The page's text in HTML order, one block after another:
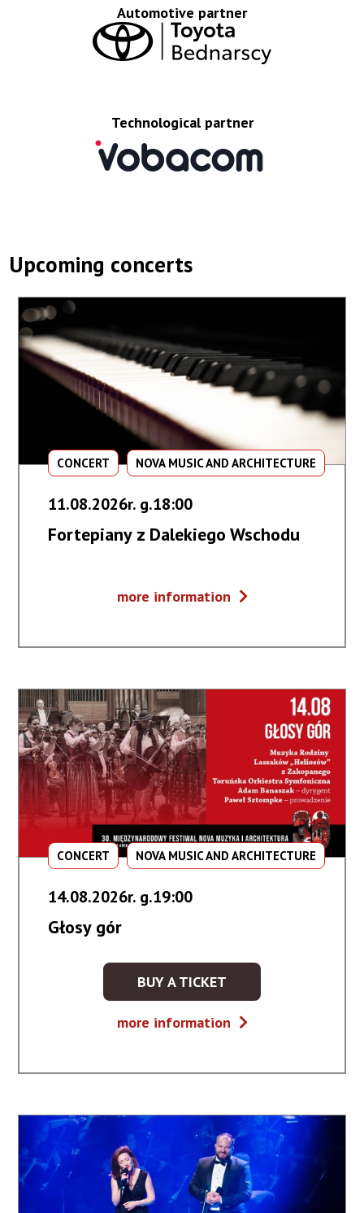
Automotive partner
Technological partner
Upcoming concerts
CONCERT NOVA MUSIC AND ARCHITECTURE
11.08.2026r. g.18:00
Fortepiany z Dalekiego Wschodu
more information
Fortepiany
Wschodu
CONCERT NOVA MUSIC AND ARCHITECTURE
14.08.2026r. g.19:00
Głosy gór
BUY A TICKET
KUP
NA
more information
Głosy